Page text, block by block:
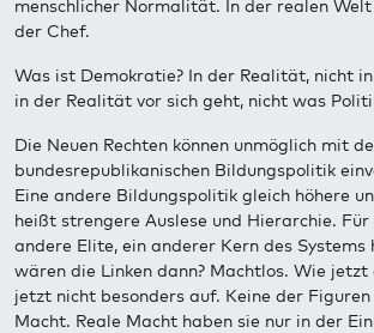
menschlicher Normalität. In der realen
der Chef.
Was ist Demokratie? In der Realität, nicht
in der Realität vor sich geht, nicht was
Die Neuen Rechten können unmöglich mit
bundesrepublikanischen Bildungspolitik
Eine andere Bildungspolitik gleich höhere
heißt strengere Auslese und Hierarchie. Für
andere Elite, ein anderer Kern des Systems
wären die Linken dann? Machtlos. Wie
jetzt nicht besonders auf. Keine der
Macht. Reale Macht haben sie nur in der